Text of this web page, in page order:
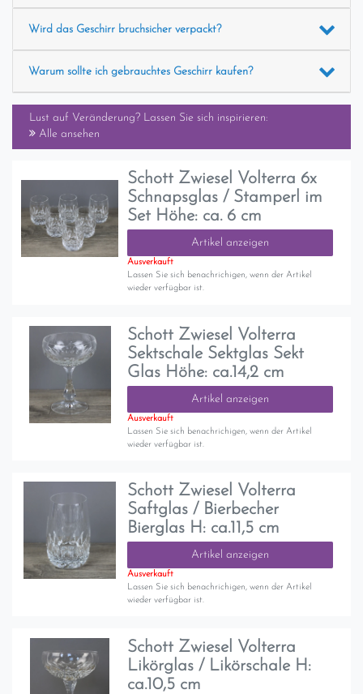
Wird das Geschirr bruchsicher verpackt?
Warum sollte ich gebrauchtes Geschirr kaufen?
Lust auf Veränderung? Lassen Sie sich inspirieren:
Alle ansehen
Schott Zwiesel Volterra 6x
Schnapsglas / Stamperl im
Set Höhe: ca. 6 cm
Artikel anzeigen
Ausverkauft
Lassen Sie sich benachrichigen, wenn der Artikel
wieder verfügbar ist.
Schott Zwiesel Volterra
Sektschale Sektglas Sekt
Glas Höhe: ca.14,2 cm
Artikel anzeigen
Ausverkauft
Lassen Sie sich benachrichigen, wenn der Artikel
wieder verfügbar ist.
Schott Zwiesel Volterra
Saftglas / Bierbecher
Bierglas H: ca.11,5 cm
Artikel anzeigen
Ausverkauft
Lassen Sie sich benachrichigen, wenn der Artikel
wieder verfügbar ist.
Schott Zwiesel Volterra
Likörglas / Likörschale H:
ca.10,5 cm